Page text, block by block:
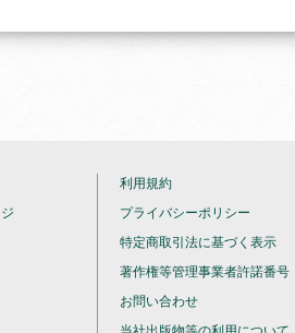
利用規約
プライバシーポリシー
特定商取引法に基づく表示
著作権等管理事業者許諾番号
お問い合わせ